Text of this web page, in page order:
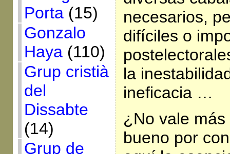
Porta(15)
Gonzalo
Haya(110)
Grup cristià
del
Dissabte
(14)
Grup de
necesarios,
difíciles o
la
ineficacia …
¿No vale
bueno por